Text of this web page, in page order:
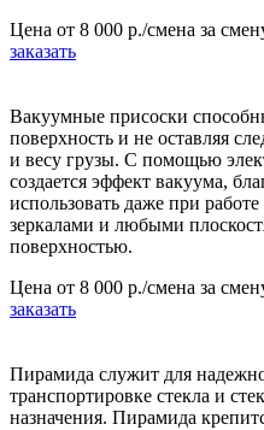
Цена от 8 000 р./смена за
заказать
Вакуумные присоски
поверхность и не оставляя
и весу грузы. С помощью
создается эффект вакуума,
использовать даже при
зеркалами и любыми
поверхностью.
Цена от 8 000 р./смена за
заказать
Пирамида служит для
транспортировке стекла и
назначения. Пирамида